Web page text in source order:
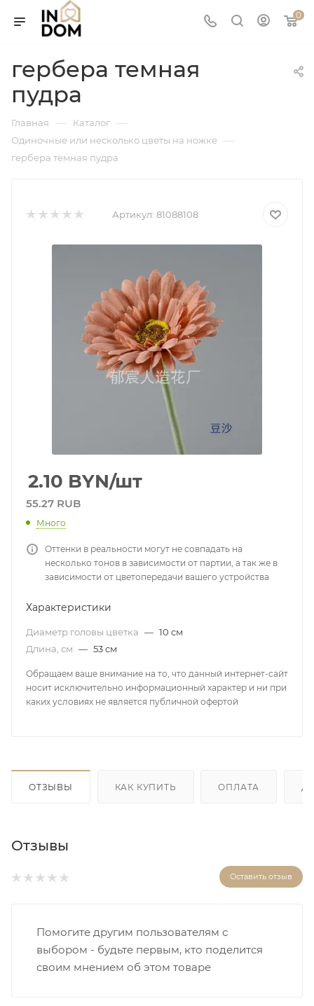
0
гербера темная
пудра
Главная — Каталог —
Одиночные или несколько цветы на ножке —
гербера темная пудра
Артикул: 81088108
2.10 BYN/шт
55.27 RUB
Много
Оттенки в реальности могут не совпадать на
несколько тонов в зависимости от партии, а так же в
зависимости от цветопередачи вашего устройства
Характеристики
Диаметр головы цветка — 10 см
Длина, см — 53 см
Обращаем ваше внимание на то, что данный интернет-сайт
носит исключительно информационный характер и ни при
каких условиях не является публичной офертой
ОТЗЫВЫ КАК КУПИТЬ ОПЛАТА
Отзывы
Оставить отзыв
Помогите другим пользователям с
выбором - будьте первым, кто поделится
своим мнением об этом товаре